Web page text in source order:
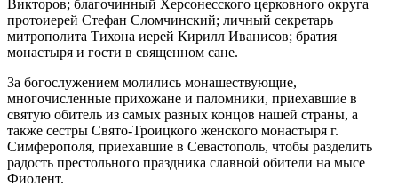
Викторов; благочинный Херсонесского церковного округа
протоиерей Стефан Сломчинский; личный секретарь
митрополита Тихона иерей Кирилл Иванисов; братия
монастыря и гости в священном сане.
За богослужением молились монашествующие,
многочисленные прихожане и паломники, приехавшие в
святую обитель из самых разных концов нашей страны, а
также сестры Свято-Троицкого женского монастыря г.
Симферополя, приехавшие в Севастополь, чтобы разделить
радость престольного праздника славной обители на мысе
Фиолент.